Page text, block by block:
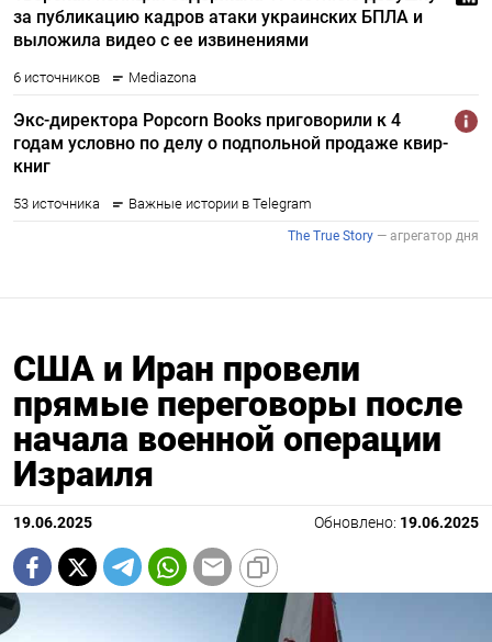
США и Иран провели
прямые переговоры после
начала военной операции
Израиля
19.06.2025 Обновлено: 19.06.2025